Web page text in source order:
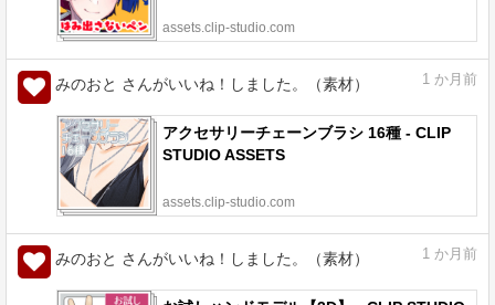
assets.clip-studio.com
みのおと さんがいいね！しました。（素材） 1 か月前
アクセサリーチェーンブラシ 16種 - CLIP
STUDIO ASSETS
assets.clip-studio.com
みのおと さんがいいね！しました。（素材） 1 か月前